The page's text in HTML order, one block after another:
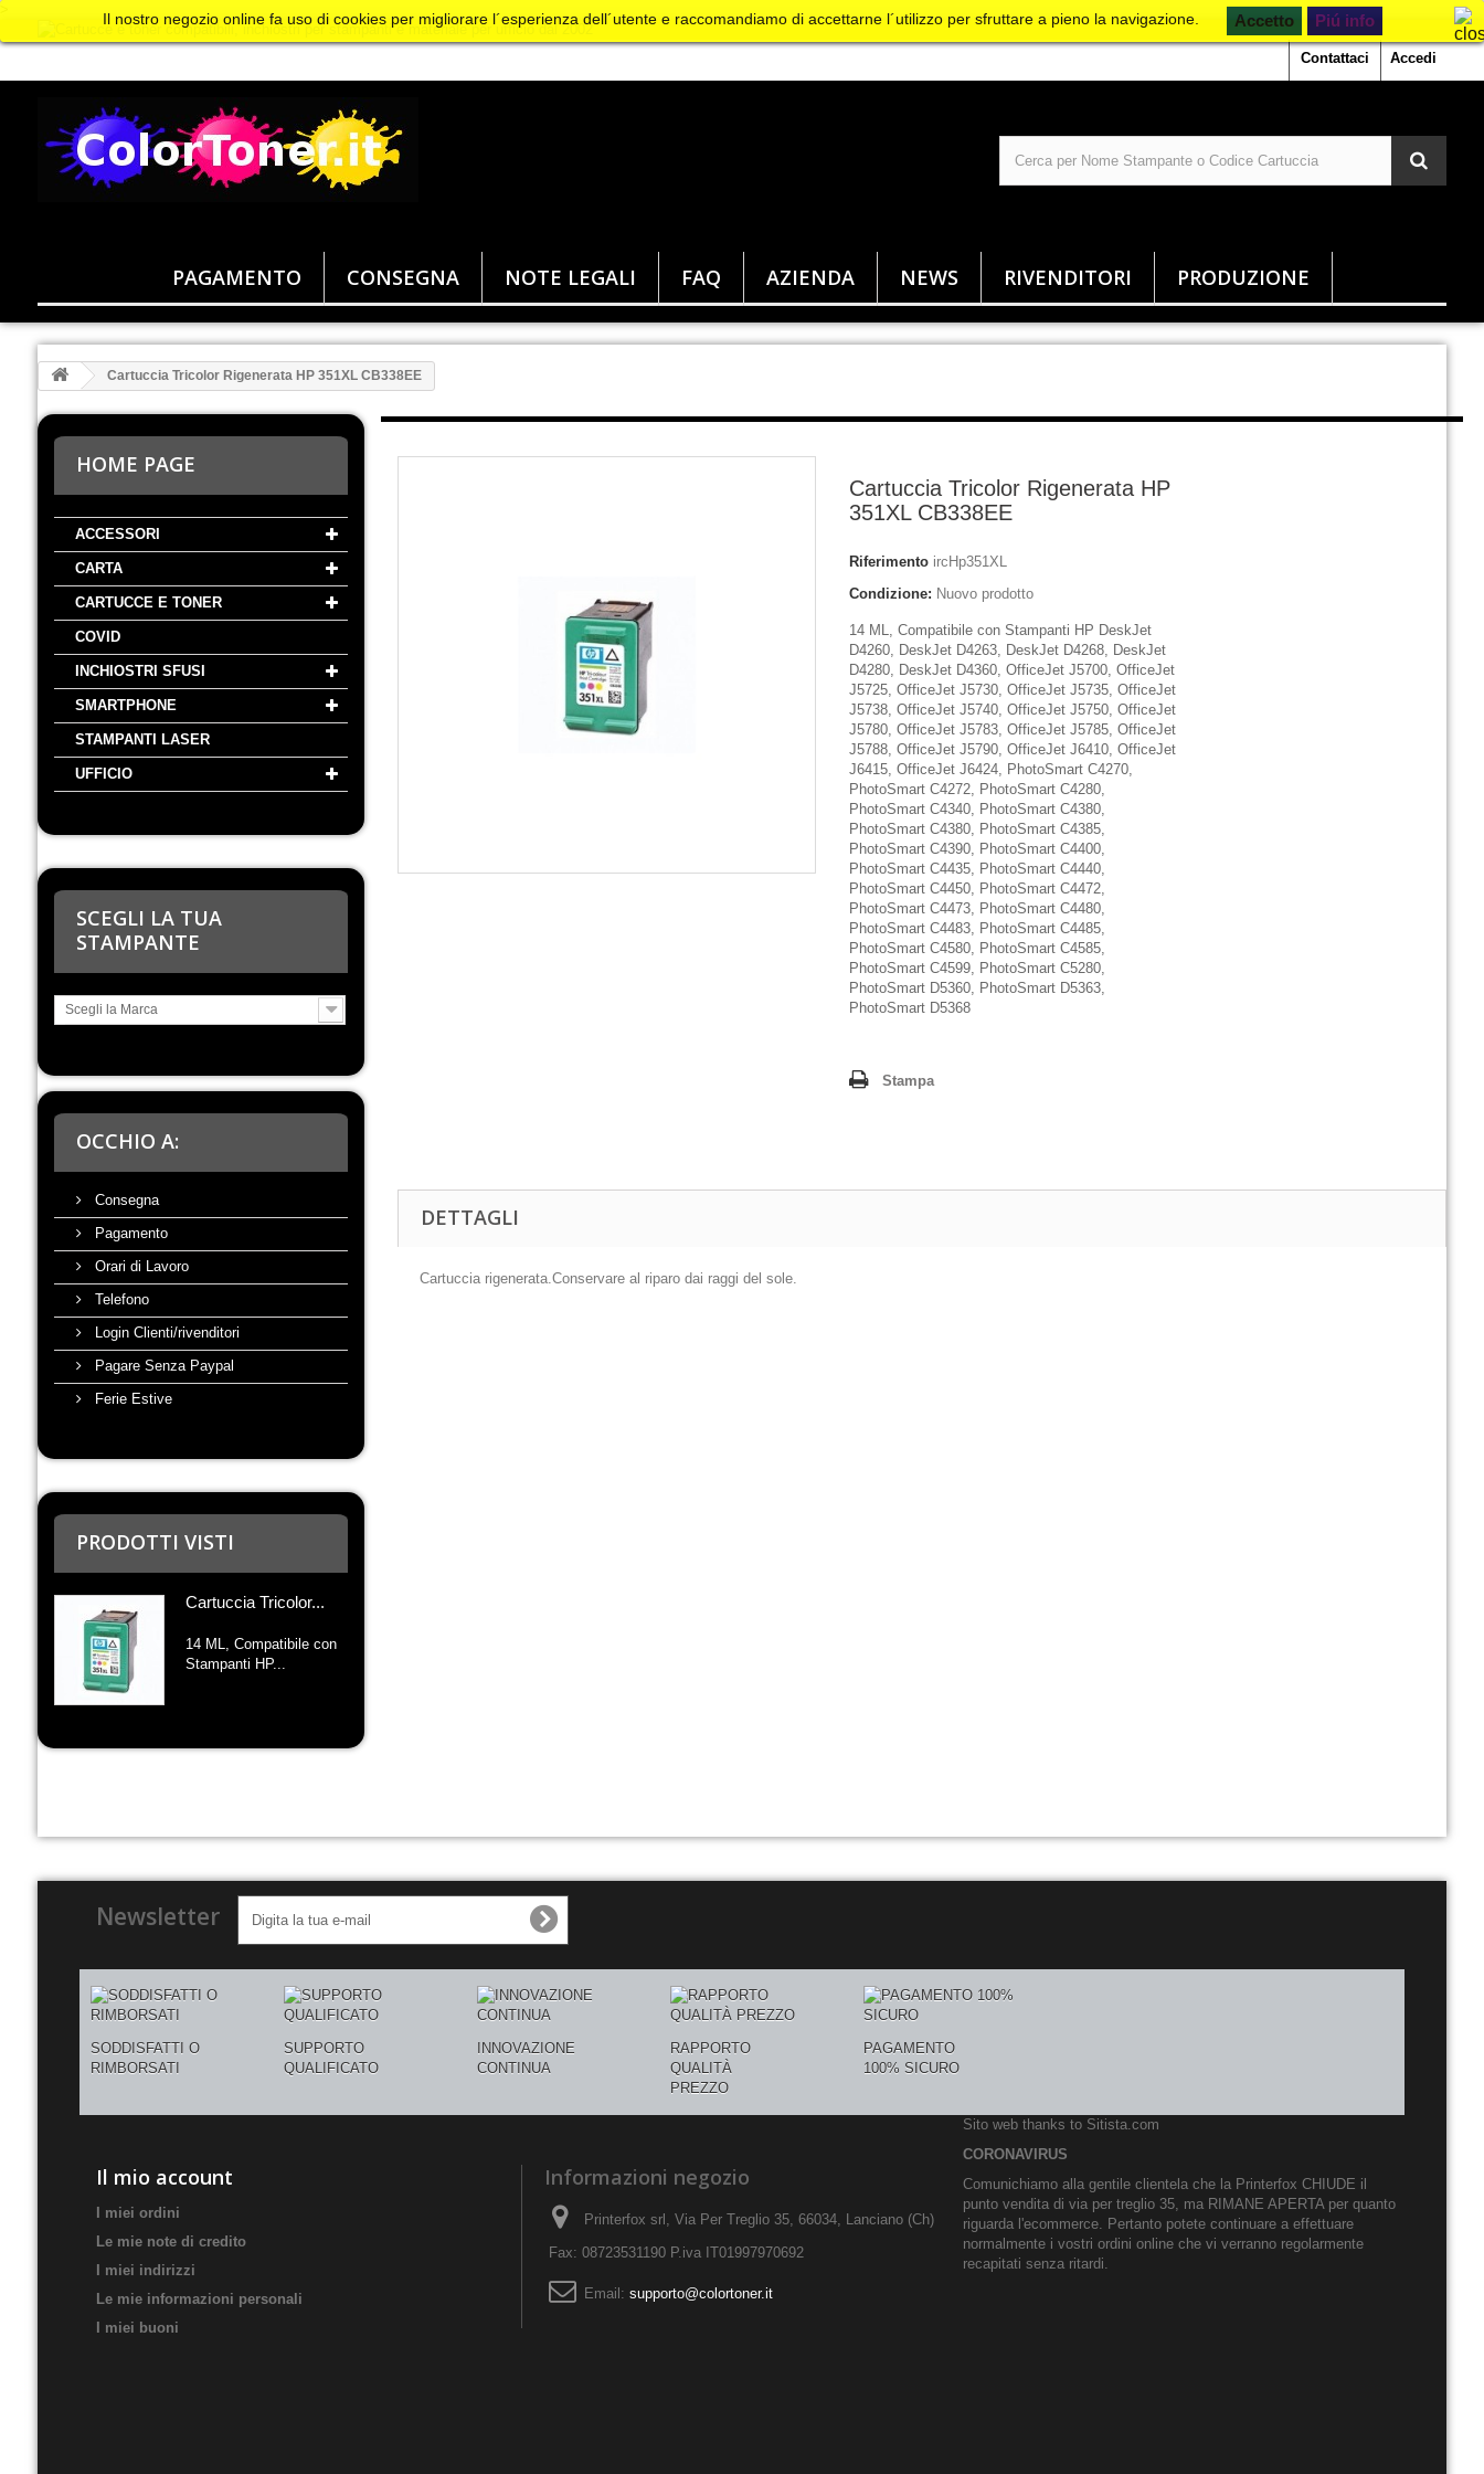
Accedi
Contattaci
PAGAMENTO CONSEGNA NOTE LEGALI FAQ AZIENDA NEWS RIVENDITORI PRODUZIONE
Il nostro negozio online fa uso di cookies per migliorare l´esperienza dell´utente e raccomandiamo di accettarne l´utilizzo per sfruttare a pieno la navigazione. Piú info
Cartuccia Tricolor Rigenerata HP 351XL CB338EE
HOME PAGE
ACCESSORI
CARTA
CARTUCCE E TONER
COVID
INCHIOSTRI SFUSI
SMARTPHONE
STAMPANTI LASER
UFFICIO
SCEGLI LA TUA
STAMPANTE
Scegli la Marca
OCCHIO A:
Consegna
Pagamento
Orari di Lavoro
Telefono
Login Clienti/rivenditori
Pagare Senza Paypal
Ferie Estive
PRODOTTI VISTI
Cartuccia Tricolor...
14 ML, Compatibile con
Stampanti HP...
Cartuccia Tricolor Rigenerata HP
351XL CB338EE
Riferimento ircHp351XL
Condizione: Nuovo prodotto
14 ML, Compatibile con Stampanti HP DeskJet
D4260, DeskJet D4263, DeskJet D4268, DeskJet
D4280, DeskJet D4360, OfficeJet J5700, OfficeJet
J5725, OfficeJet J5730, OfficeJet J5735, OfficeJet
J5738, OfficeJet J5740, OfficeJet J5750, OfficeJet
J5780, OfficeJet J5783, OfficeJet J5785, OfficeJet
J5788, OfficeJet J5790, OfficeJet J6410, OfficeJet
J6415, OfficeJet J6424, PhotoSmart C4270,
PhotoSmart C4272, PhotoSmart C4280,
PhotoSmart C4340, PhotoSmart C4380,
PhotoSmart C4380, PhotoSmart C4385,
PhotoSmart C4390, PhotoSmart C4400,
PhotoSmart C4435, PhotoSmart C4440,
PhotoSmart C4450, PhotoSmart C4472,
PhotoSmart C4473, PhotoSmart C4480,
PhotoSmart C4483, PhotoSmart C4485,
PhotoSmart C4580, PhotoSmart C4585,
PhotoSmart C4599, PhotoSmart C5280,
PhotoSmart D5360, PhotoSmart D5363,
PhotoSmart D5368
Stampa
DETTAGLI
Cartuccia rigenerata.Conservare al riparo dai raggi del sole.
Newsletter
SODDISFATTI O
RIMBORSATI
SUPPORTO
QUALIFICATO
INNOVAZIONE
CONTINUA
RAPPORTO
QUALITÀ
PREZZO
PAGAMENTO
100% SICURO
Il mio account
I miei ordini
Le mie note di credito
I miei indirizzi
Le mie informazioni personali
I miei buoni
Informazioni negozio
Printerfox srl, Via Per Treglio 35, 66034, Lanciano (Ch)
Fax: 08723531190 P.iva IT01997970692
Email: supporto@colortoner.it
Sito web thanks to Sitista.com
CORONAVIRUS
Comunichiamo alla gentile clientela che la Printerfox CHIUDE il
punto vendita di via per treglio 35, ma RIMANE APERTA per quanto
riguarda l'ecommerce. Pertanto potete continuare a effettuare
normalmente i vostri ordini online che vi verranno regolarmente
recapitati senza ritardi.